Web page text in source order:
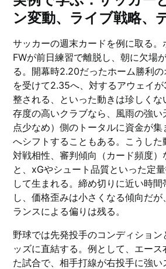
ン変動、ライブ戦略、
サッカーの週末カードを例に取る。
FWが前日練習で離脱し、朝に欠場
る。開幕時2.20だったホーム勝利
を受けて2.35へ、対するアウェイ
整される、といった動きは珍しく
存度の高いクラブなら、風雨の強
点少なめ）側のトータルに資金が
へシフトすることもある。こうし
対戦相性、審判傾向（カード頻度）
と、xGやシュート品質といった定
して生まれる。締め切りに近い時間
し、価格歪みは小さくなる傾向だ
ランスによる偏りは残る。
野球では先発投手のコンディショ
ッズに直結する。例として、エー
た試合で、相手打線が右投手に強